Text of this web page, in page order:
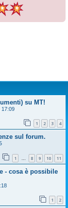
su MT!
17:09
1 2 3 4
sul forum.
1 … 8 9 10 11
- cosa è possibile
1 2